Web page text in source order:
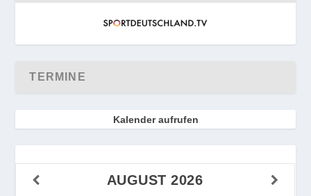
TERMINE
Kalender aufrufen
AUGUST 2026